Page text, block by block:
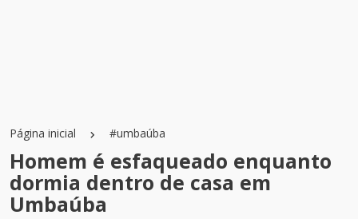
Página inicial #umbaúba
Homem é esfaqueado enquanto
dormia dentro de casa em
Umbaúba